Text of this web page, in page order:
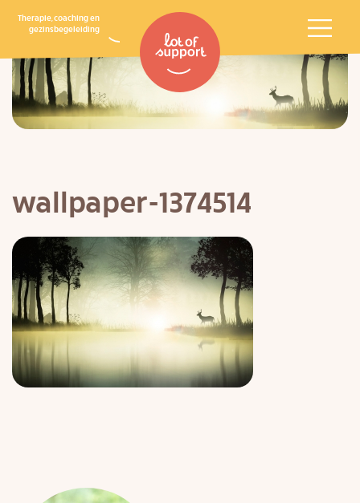
Therapie, coaching en
gezinsbegeleiding
wallpaper-1374514